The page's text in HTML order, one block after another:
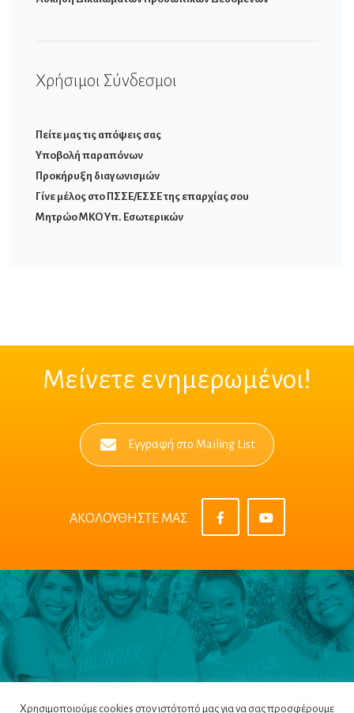
Χρήσιμοι Σύνδεσμοι
Πείτε μας τις απόψεις σας
Υποβολή παραπόνων
Προκήρυξη διαγωνισμών
Γίνε μέλος στο ΠΣΣΕ/ΕΣΣΕ της επαρχίας σου
Μητρώο ΜΚΟ Υπ. Εσωτερικών
Μείνετε ενημερωμένοι!
Εγγραφή στο Mailing List
ΑΚΟΛΟΥΘΗΣΤΕ ΜΑΣ
Χρησιμοποιούμε cookies στον ιστότοπό μας για να σας προσφέρουμε